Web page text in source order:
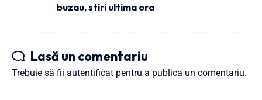
buzau,stiri ultima ora
Lasă un comentariu
Trebuie să fii autentificat pentru a publica un comentariu.